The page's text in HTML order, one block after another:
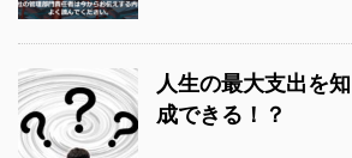
人生の最大支出を
成できる！？